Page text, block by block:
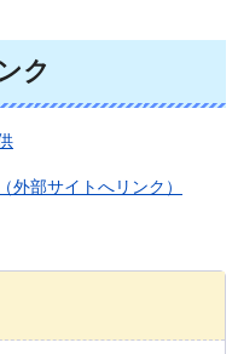
ク
外部サイトへリンク）